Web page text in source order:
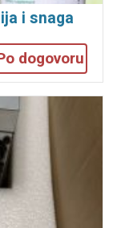
i snaga
dogovoru